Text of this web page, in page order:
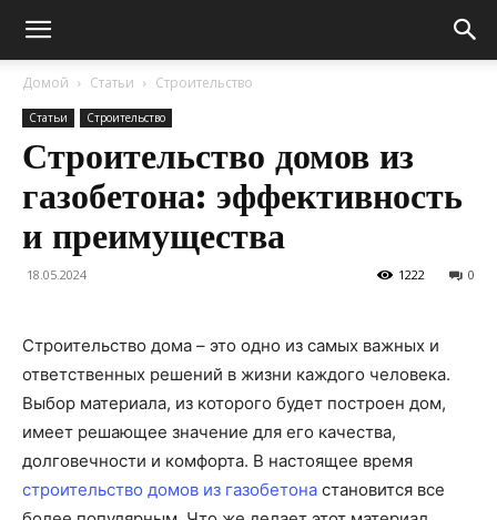
Домой Статьи Строительство
Статьи Строительство
Строительство домов из
газобетона: эффективность
и преимущества
18.05.2024 0
1222
Строительство дома – это одно из самых важных и
ответственных решений в жизни каждого человека.
Выбор материала, из которого будет построен дом,
имеет решающее значение для его качества,
долговечности и комфорта. В настоящее время
строительство домов из газобетона становится все